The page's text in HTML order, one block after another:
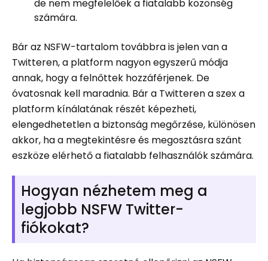
de nem megfelelőek a fiatalabb közönség
számára.
Bár az NSFW-tartalom továbbra is jelen van a
Twitteren, a platform nagyon egyszerű módja
annak, hogy a felnőttek hozzáférjenek. De
óvatosnak kell maradnia. Bár a Twitteren a szex a
platform kínálatának részét képezheti,
elengedhetetlen a biztonság megőrzése, különösen
akkor, ha a megtekintésre és megosztásra szánt
eszköze elérhető a fiatalabb felhasználók számára.
Hogyan nézhetem meg a
legjobb NSFW Twitter-
fiókokat?